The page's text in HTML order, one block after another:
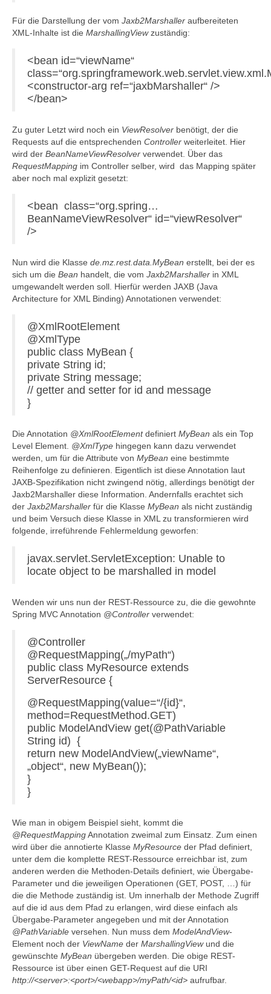
Für die Darstellung der vom Jaxb2Marshaller aufbereiteten
XML-Inhalte ist die MarshallingViewzuständig:
<bean id=“viewName“
<constructor-arg ref=“jaxbMarshaller“ />
</bean>
Zu guter Letzt wird noch ein ViewResolver benötigt, der die
Requests auf die entsprechenden Controller weiterleitet. Hier
wird der BeanNameViewResolver verwendet. Über das
RequestMapping im Controller selber, wird das Mapping später
aber noch mal explizit gesetzt:
<bean class=“org.spring…
BeanNameViewResolver“ id=“viewResolver“
/>
Nun wird die Klasse de.mz.rest.data.MyBean erstellt, bei der es
sich um die Bean handelt, die vom Jaxb2Marshaller in XML
umgewandelt werden soll. Hierfür werden JAXB (Java
Architecture for XML Binding) Annotationen verwendet:
@XmlRootElement
@XmlType
public class MyBean {
private String id;
private String message;
// getter and setter for id and message
}
Die Annotation @XmlRootElementdefiniert MyBean als ein Top
Level Element. @XmlType hingegen kann dazu verwendet
werden, um für die Attribute von MyBean eine bestimmte
Reihenfolge zu definieren. Eigentlich ist diese Annotation laut
JAXB-Spezifikation nicht zwingend nötig, allerdings benötigt der
Jaxb2Marshaller diese Information. Andernfalls erachtet sich
der Jaxb2Marshaller für die Klasse MyBean als nicht zuständig
und beim Versuch diese Klasse in XML zu transformieren wird
folgende, irreführende Fehlermeldung geworfen:
javax.servlet.ServletException: Unable to
locate object to be marshalled in model
Wenden wir uns nun der REST-Ressource zu, die die gewohnte
Spring MVC Annotation @Controller verwendet:
@Controller
@RequestMapping(„/myPath“)
public class MyResource extends
ServerResource {
@RequestMapping(value=“/{id}“,
method=RequestMethod.GET)
public ModelAndView get(@PathVariable
String id) {
return new ModelAndView(„viewName“,
„object“, new MyBean());
}
}
Wie man in obigem Beispiel sieht, kommt die
@RequestMappingAnnotation zweimal zum Einsatz. Zum einen
wird über die annotierte Klasse MyResource der Pfad definiert,
unter dem die komplette REST-Ressource erreichbar ist, zum
anderen werden die Methoden-Details definiert, wie Übergabe-
Parameter und die jeweiligen Operationen (GET, POST, …) für
die die Methode zuständig ist. Um innerhalb der Methode Zugriff
auf die id aus dem Pfad zu erlangen, wird diese einfach als
Übergabe-Parameter angegeben und mit der Annotation
@PathVariable versehen. Nun muss dem ModelAndView-
Element noch der ViewName der MarshallingViewund die
gewünschte MyBean übergeben werden. Die obige REST-
Ressource ist über einen GET-Request auf die URI
http://<server>:<port>/<webapp>/myPath/<id> aufrufbar.